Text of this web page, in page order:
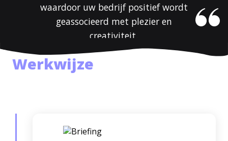
waardoor uw bedrijf positief wordt
geassocieerd met plezier en
creativiteit.
Werkwijze